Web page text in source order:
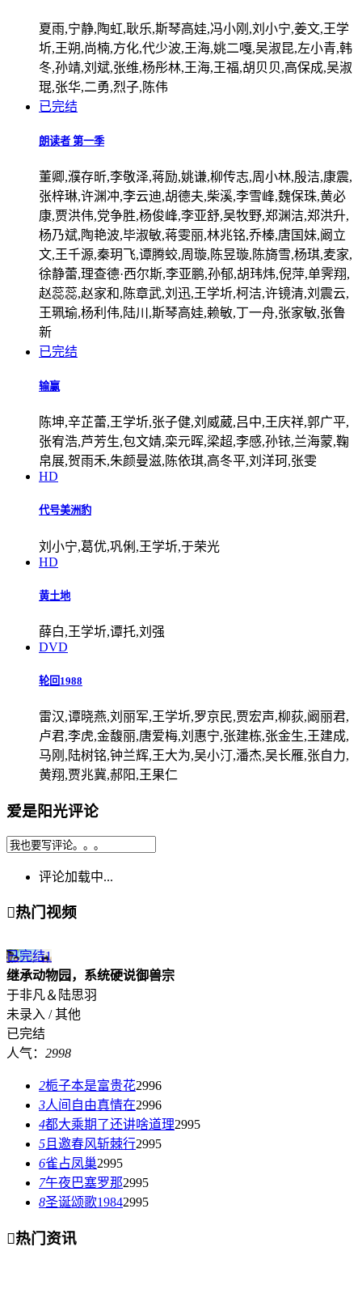
夏雨,宁静,陶虹,耿乐,斯琴高娃,冯小刚,刘小宁,姜文,王学
圻,王朔,尚楠,方化,代少波,王海,姚二嘎,吴淑昆,左小青,韩
冬,孙靖,刘斌,张维,杨彤林,王海,王福,胡贝贝,高保成,吴淑
琨,张华,二勇,烈子,陈伟
已完结
朗读者 第一季
董卿,濮存昕,李敬泽,蒋励,姚谦,柳传志,周小林,殷洁,康震,
张梓琳,许渊冲,李云迪,胡德夫,柴溪,李雪峰,魏保珠,黄必
康,贾洪伟,党争胜,杨俊峰,李亚舒,吴牧野,郑渊洁,郑洪升,
杨乃斌,陶艳波,毕淑敏,蒋雯丽,林兆铭,乔榛,唐国妹,阚立
文,王千源,秦玥飞,谭腾蛟,周璇,陈昱璇,陈旖雪,杨琪,麦家,
徐静蕾,理查德·西尔斯,李亚鹏,孙郁,胡玮炜,倪萍,单霁翔,
赵蕊蕊,赵家和,陈章武,刘迅,王学圻,柯洁,许镜清,刘震云,
王珮瑜,杨利伟,陆川,斯琴高娃,赖敏,丁一舟,张家敏,张鲁
新
已完结
输赢
陈坤,辛芷蕾,王学圻,张子健,刘威葳,吕中,王庆祥,郭广平,
张宥浩,芦芳生,包文婧,栾元晖,梁超,李感,孙铱,兰海蒙,鞠
帛展,贺雨禾,朱颜曼滋,陈依琪,高冬平,刘洋珂,张雯
HD
代号美洲豹
刘小宁,葛优,巩俐,王学圻,于荣光
HD
黄土地
薛白,王学圻,谭托,刘强
DVD
轮回1988
雷汉,谭晓燕,刘丽军,王学圻,罗京民,贾宏声,柳荻,阚丽君,
卢君,李虎,金馥丽,唐爱梅,刘惠宁,张建栋,张金生,王建成,
马刚,陆树铭,钟兰辉,王大为,吴小汀,潘杰,吴长雁,张自力,
黄翔,贾兆冀,郝阳,王果仁
爱是阳光评论
评论加载中...
热门视频
已完结1
继承动物园，系统硬说御兽宗
于非凡＆陆思羽
未录入 / 其他
已完结
人气： 2998
2栀子本是富贵花2996
3人间自由真情在2996
4都大乘期了还讲啥道理2995
5 且邀春风斩棘行2995
6雀占凤巢2995
7午夜巴塞罗那2995
8圣诞颂歌19842995
热门资讯